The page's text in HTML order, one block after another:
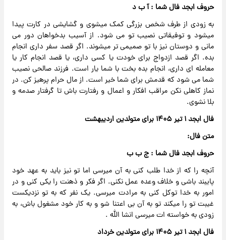
حروف ابجد فال شما : آ ب د
به زودی از طرف شخص بزرگی کمک میشوی و گشایشی در کارت پیدا
میشود و توفیقاتی نصیب تو می شود. از آسیب بدخواهان دور می
مانی و دوستان نیز با تو صمیمی تر میشوند. اگر قصد سفر داری انجام
بده. اگر قصد ازدواج برای خودت یا کسی داری، یا قصد انجام کار یا
معامله ای داری، انجام بده بخت با شما یار است. فرزند صالحی نصیب
شما می شود که قدمش برای شما خیر است. از مال حرام پرهیز کن. در
نماز کاهلی نکن مراقب افکار و اعمال و رفتارت باش تا گرفتار صدمه و
بلا نشوی.
فال ابجد ۱ تیر ۱۴۰۵ برای متولدین اردیبهشت
متن فال:
حروف ابجد فال شما : ج ب ب
آنچه را که از خدا طلب کنی به آن میرسی اما تو نیز باید به عهد خود
پایبند باشی و خلاف وعده عمل نکنی. اگر فکر و ذهنت را یکی کنی و در
امور به خدا توکل کنی به مرادت میرسی. یک نفر که به تو نزدیکست
غیبت تو را میکند تو به آن بی اعتنا شو و به کار خود مشغول باش، به
زودی به خواسته ات میرسی انشا الله .
فال ابجد ۱ تیر ۱۴۰۵ برای متولدین خرداد